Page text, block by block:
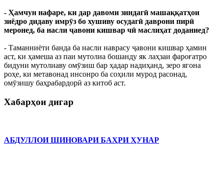
- Ҳамчун нафаре, ки дар давоми зиндагӣ машаққатҳои
зиёдро дидаву имрӯз бо хушиву осудагӣ даврони пирӣ
меронед, ба насли ҷавони кишвар чӣ маслиҳат доданиед?
- Таманниёти банда ба насли наврасу ҷавони кишвар ҳамин
аст, ки ҳамеша аз паи мутолиа бошанду як лаҳзаи фароғатро
бидуни мутолиаву омӯзиш бар ҳадар надиҳанд, зеро ягона
роҳе, ки метавонад инсонро ба соҳили мурод расонад,
омӯзишу баҳрабардорӣ аз китоб аст.
Хабарҳои дигар
АБДУЛЛОИ ШИНОВАРИ БАҲРИ ҲУНАР